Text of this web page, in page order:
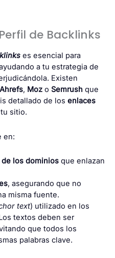
de Backlinks
es esencial para
a tu estrategia de
Existen
Ahrefs, Moz o Semrush que
detallado de los enlaces
sitio.
en:
de los dominiosque enlazan
, asegurando que no
misma fuente.
text) utilizado en los
textos deben ser
que todos los
palabras clave.